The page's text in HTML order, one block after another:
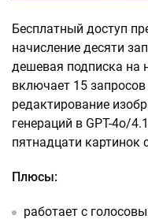
Бесплатный доступ
начисление десяти
дешевая подписка на
включает 15
редактирование
генераций в GPT-4o/
пятнадцати картинок
Плюсы:
работает с